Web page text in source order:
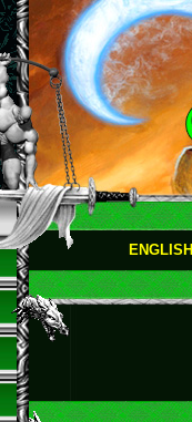
ENGLISH